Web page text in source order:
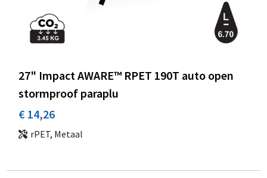
27" Impact AWARE™ RPET 190T auto open
stormproof paraplu
€ 14,26
rPET, Metaal